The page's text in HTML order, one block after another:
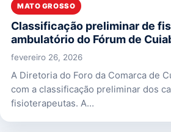
MATO GROSSO
Classificação preliminar de
ambulatório do Fórum de
fevereiro 26, 2026
A Diretoria do Foro da Comarca de
com a classificação preliminar dos
fisioterapeutas. A…